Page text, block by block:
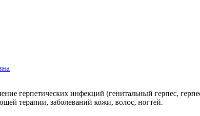
герпетических инфекций (генитальный герпес,
терапии, заболеваний кожи, волос, ногтей.